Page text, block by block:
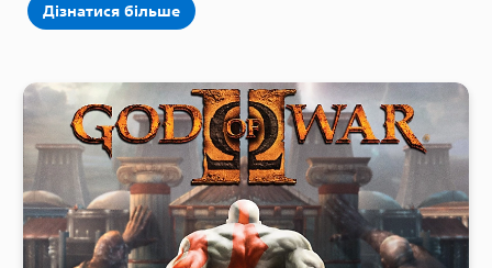
Дізнатися більше